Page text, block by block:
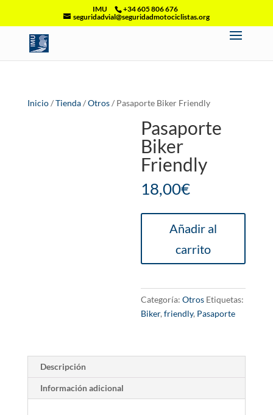
IMU
+34 605 806 676
seguridadvial@seguridadmotociclistas.org
Inicio/Tienda/Otros/ Pasaporte Biker Friendly
Pasaporte
Biker
Friendly
18,00€
cantidad
Añadir al
carrito
Categoría:Otros Etiquetas:
Biker,friendly, Pasaporte
Descripción
Información adicional